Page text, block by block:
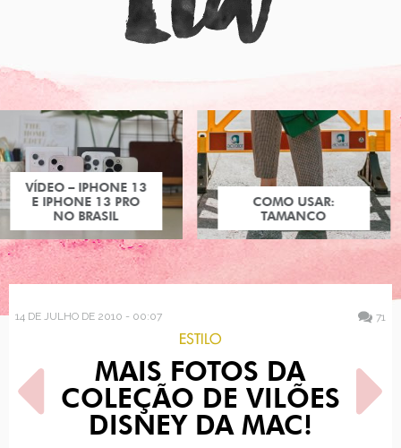
COMO USAR:
TAMANCO
14 DE JULHO DE 2010 - 00:07 71
ESTILO
MAIS FOTOS DA
COLEÇÃO DE VILÕES
DISNEY DA MAC!